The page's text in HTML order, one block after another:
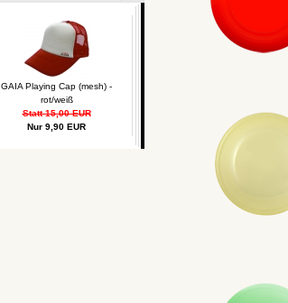
GAIA Playing Cap (mesh) -
rot/weiß
Statt 15,00 EUR
Nur 9,90 EUR